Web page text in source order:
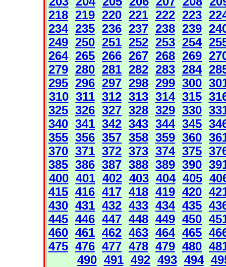
218 219 220 221 222 223
234 235 236 237 238 239
249 250 251 252 253 254
264 265 266 267 268 269
279 280 281 282 283 284
295 296 297 298 299 300
310 311 312 313 314 315
325 326 327 328 329 330
340 341 342 343 344 345
355 356 357 358 359 360
370 371 372 373 374 375
385 386 387 388 389 390
400 401 402 403 404 405
415 416 417 418 419 420
430 431 432 433 434 435
445 446 447 448 449 450
460 461 462 463 464 465
475 476 477 478 479 480
490 491 492 493 494